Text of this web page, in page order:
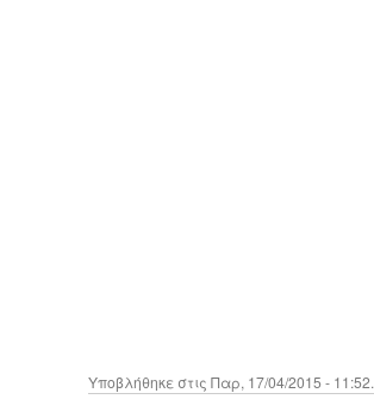
Υποβλήθηκε στις Παρ, 17/04/2015 - 11:52.